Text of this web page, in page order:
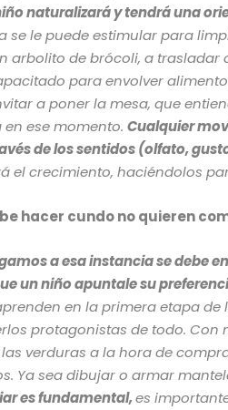
naturalizará y tendrá una
se le puede estimular para
arbolito de brócoli, a trasladar
para envolver
a poner la mesa, que
ese momento.Cualquier
de los sentidos (olfato,
el crecimiento, haciéndolos
hacer cundo no quieren
a esa instancia se debe
un niño apuntale su
en la primera etapa
protagonistas de todo.
verduras a la hora de
Ya sea dibujar o armar
es fundamental,es